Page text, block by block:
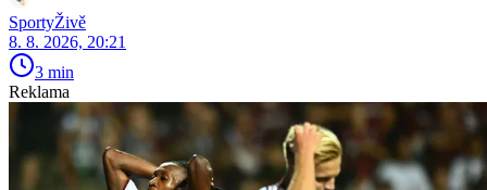
SportyŽivě
8. 8. 2026, 20:21
3 min
Reklama